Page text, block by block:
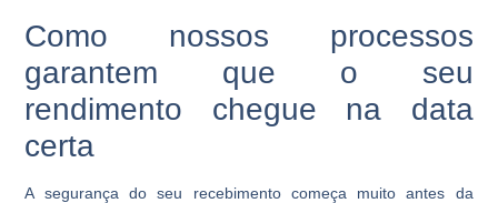
Como nossos processos
garantem que o seu
rendimento chegue na data
certa
A segurança do seu recebimento começa muito antes da